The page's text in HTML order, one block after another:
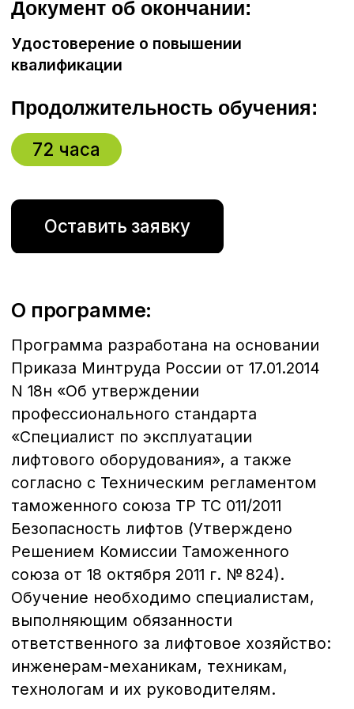
Тема 1
Состояние безопасности при
эксплуатации лифтов.
Тема 2Анализ причин аварий
и несчастных случаев при
эксплуатации лифтов.
Тема 3Аварийно-техническое
лифтов, направленное
на предупреждение аварий
и несчастных случаев.
Тема 5Постановление
31 «Об утверждении Правил
устройства и безопасной
эксплуатации лифтов».
Тема 6Требования к квалификации
персонала.
Хотите узнать больше,
задать вопроси получить
консультацию?
+7
Оставить заявку